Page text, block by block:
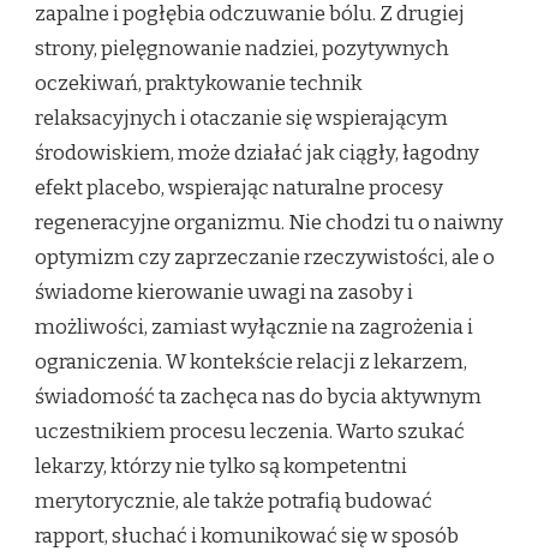
zapalne i pogłębia odczuwanie bólu. Z drugiej
strony, pielęgnowanie nadziei, pozytywnych
oczekiwań, praktykowanie technik
relaksacyjnych i otaczanie się wspierającym
środowiskiem, może działać jak ciągły, łagodny
efekt placebo, wspierając naturalne procesy
regeneracyjne organizmu. Nie chodzi tu o naiwny
optymizm czy zaprzeczanie rzeczywistości, ale o
świadome kierowanie uwagi na zasoby i
możliwości, zamiast wyłącznie na zagrożenia i
ograniczenia. W kontekście relacji z lekarzem,
świadomość ta zachęca nas do bycia aktywnym
uczestnikiem procesu leczenia. Warto szukać
lekarzy, którzy nie tylko są kompetentni
merytorycznie, ale także potrafią budować
rapport, słuchać i komunikować się w sposób